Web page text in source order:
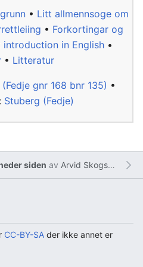
• Litt allmennsoge om
• Forkortingar og
introduction in English •
• Litteratur
gnr 168 bnr 135) •
Stuberg (Fedje)
siden av Arvid Skogseth
CC-BY-SA der ikke annet er